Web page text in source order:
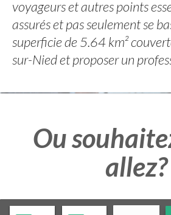
voyageurs et autres points
assurés et pas seulement se
superficie de 5.64 km²
sur-Nied et proposer un
Ou
allez?